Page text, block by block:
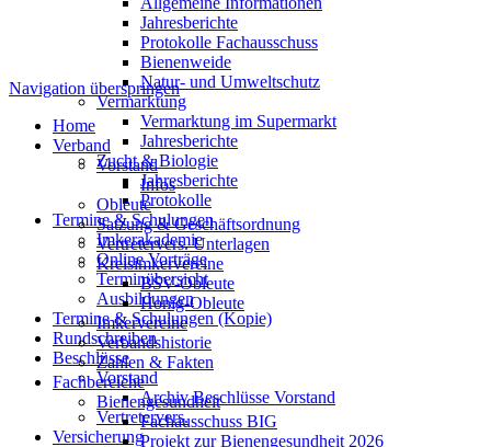
Jahresberichte
Protokolle Fachausschuss
Bienenweide
Natur- und Umweltschutz
Vermarktung
Vermarktung im Supermarkt
Jahresberichte
Zucht & Biologie
Jahresberichte
Protokolle
Termine & Schulungen
Imkerakademie
Online Vorträge
Terminübersicht
Ausbildungen
Termine & Schulungen (Kopie)
Rundschreiben
Beschlüsse
Vorstand
Archiv Beschlüsse Vorstand
Vertretervers.
Versicherung
Navigation überspringen
Home
Verband
Vorstand
Infos
Obleute
Satzung & Geschäftsordnung
Vertretervers. Unterlagen
Kreisimkervereine
BSV-Obleute
Honig-Obleute
Imkervereine
Verbandshistorie
Zahlen & Fakten
Fachbereiche
Bienengesundheit
Fachausschuss BIG
Projekt zur Bienengesundheit 2026